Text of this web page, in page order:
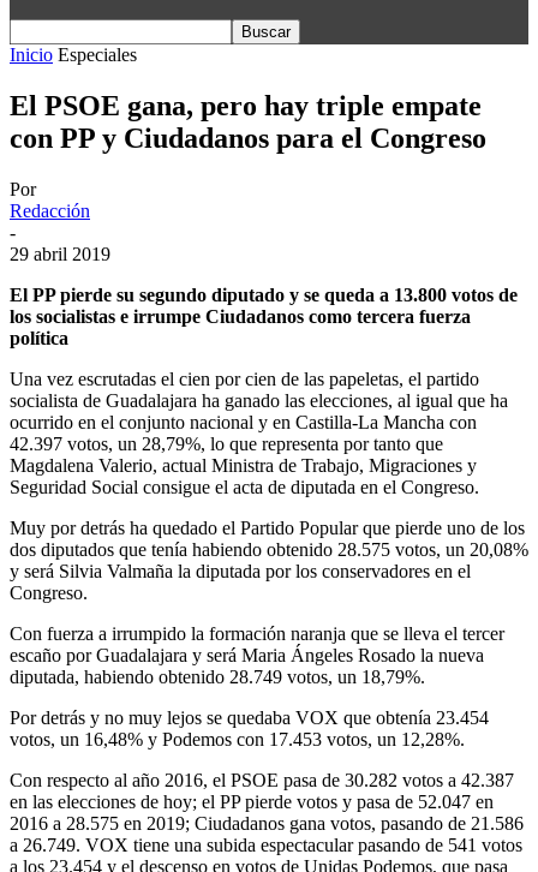
Inicio Especiales
El PSOE gana, pero hay triple empate
con PP y Ciudadanos para el Congreso
Por
Redacción
-
29 abril 2019
El PP pierde su segundo diputado y se queda a 13.800 votos de
los socialistas e irrumpe Ciudadanos como tercera fuerza
política
Una vez escrutadas el cien por cien de las papeletas, el partido
socialista de Guadalajara ha ganado las elecciones, al igual que ha
ocurrido en el conjunto nacional y en Castilla-La Mancha con
42.397 votos, un 28,79%, lo que representa por tanto que
Magdalena Valerio, actual Ministra de Trabajo, Migraciones y
Seguridad Social consigue el acta de diputada en el Congreso.
Muy por detrás ha quedado el Partido Popular que pierde uno de los
dos diputados que tenía habiendo obtenido 28.575 votos, un 20,08%
y será Silvia Valmaña la diputada por los conservadores en el
Congreso.
Con fuerza a irrumpido la formación naranja que se lleva el tercer
escaño por Guadalajara y será Maria Ángeles Rosado la nueva
diputada, habiendo obtenido 28.749 votos, un 18,79%.
Por detrás y no muy lejos se quedaba VOX que obtenía 23.454
votos, un 16,48% y Podemos con 17.453 votos, un 12,28%.
Con respecto al año 2016, el PSOE pasa de 30.282 votos a 42.387
en las elecciones de hoy; el PP pierde votos y pasa de 52.047 en
2016 a 28.575 en 2019; Ciudadanos gana votos, pasando de 21.586
a 26.749. VOX tiene una subida espectacular pasando de 541 votos
a los 23.454 y el descenso en votos de Unidas Podemos, que pasa